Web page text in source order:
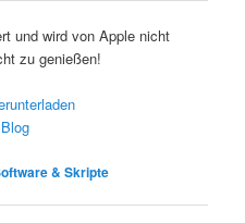
und wird von Apple nicht
zu genießen!
& Skripte